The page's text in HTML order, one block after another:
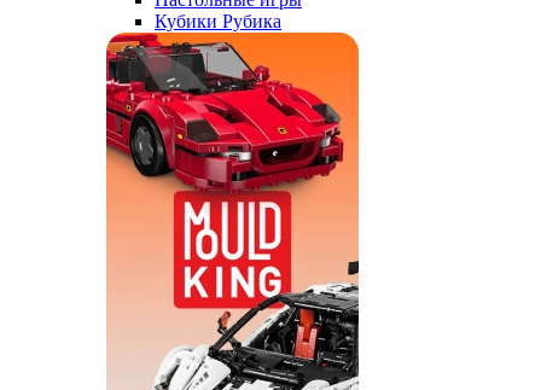
Кубики Рубика